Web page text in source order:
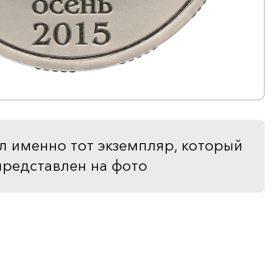
именно тот экземпляр, который
на фото